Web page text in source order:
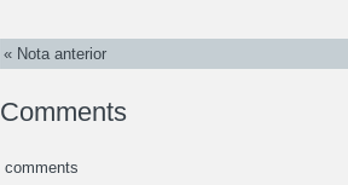
« Nota anterior
Comments
comments